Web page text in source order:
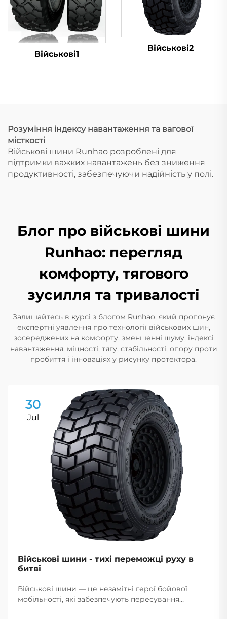
Військові1
Військові2
Розуміння індексу навантаження та вагової
місткості
Військові шини Runhao розроблені для
підтримки важких навантажень без зниження
продуктивності, забезпечуючи надійність у полі.
Блог про військові шини
Runhao: перегляд
комфорту, тягового
зусилля та тривалості
Залишайтесь в курсі з блогом Runhao, який пропонує
експертні уявлення про технології військових шин,
зосереджених на комфорту, зменшенні шуму, індексі
навантаження, міцності, тягу, стабільності, опору проти
пробиття і інноваціях у рисунку протектора.
30
Jul
Військові шини - тихі переможці руху в
битві
Військові шини — це незамітні герої бойової
мобільності, які забезпечують пересування